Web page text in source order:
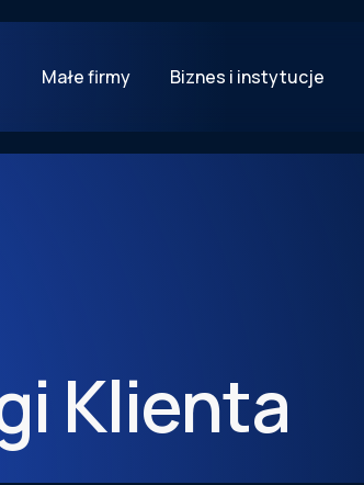
Małe firmy Biznes i instytucje
Klienta